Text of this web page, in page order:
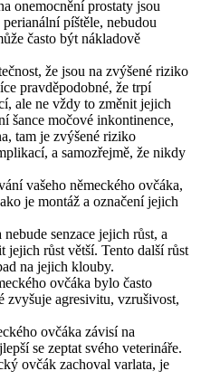
onemocnění prostaty jsou
píštěle, nebudou
často být nákladově
že jsou na zvýšené riziko
pravděpodobné, že trpí
ale ne vždy to změnit jejich
šance močové inkontinence,
tam je zvýšené riziko
a samozřejmě, že nikdy
vašeho německého ovčáka,
je montáž a označení jejich
senzace jejich růst, a
jejich růst větší. Tento další růst
na jejich klouby.
ovčáka bylo často
zvyšuje agresivitu, vzrušivost,
ovčáka závisí na
se zeptat svého veterináře.
ovčák zachoval varlata, je